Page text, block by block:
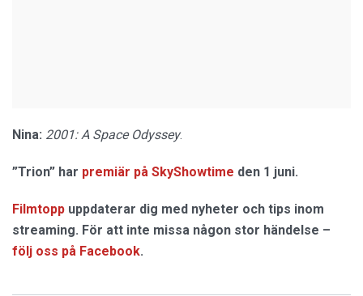
Nina: 2001: A Space Odyssey.
”Trion” har premiär på SkyShowtime den 1 juni.
Filmtopp uppdaterar dig med nyheter och tips inom
streaming. För att inte missa någon stor händelse –
följ oss på Facebook.